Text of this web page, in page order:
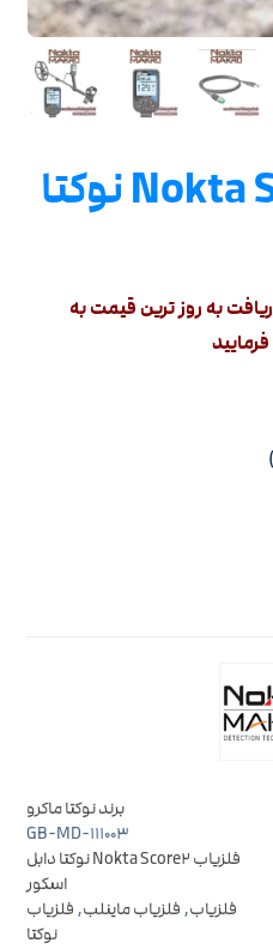
فلزیاب Nokta Score۲ نوکتا
به روز ترین قیمت به
برند نوکتا ماکرو
GB-MD-۱۱۱۰۰۳
فلزیاب Nokta Score۲ نوکتا دابل
اسکور
فلزیاب, فلزیاب ماینلب, فلزیاب
نوکتا